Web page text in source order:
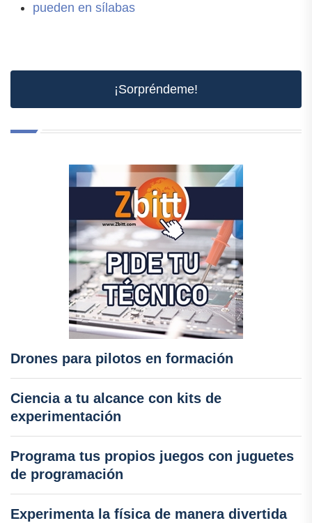
pueden en sílabas
¡Sorpréndeme!
Drones para pilotos en formación
Ciencia a tu alcance con kits de
experimentación
Programa tus propios juegos con juguetes
de programación
Experimenta la física de manera divertida